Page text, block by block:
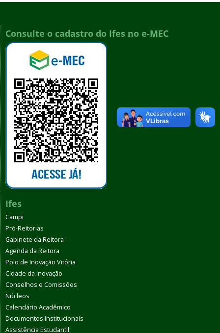
Consulte o cadastro do Ifes no e-MEC
Ifes
Campi
Pró-Reitorias
Gabinete da Reitora
Agenda da Reitora
Polo de Inovação Vitória
Cidade da Inovação
Conselhos e Comissões
Núcleos
Calendário Acadêmico
Documentos Institucionais
Assistência Estudantil